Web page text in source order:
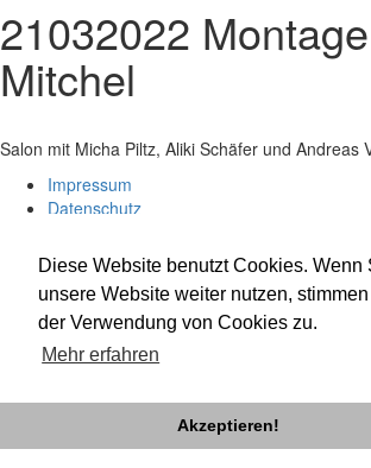
Diese Website benutzt Cookies. Wenn
unsere Website weiter nutzen,
der Verwendung von Cookies zu.
Mehr erfahren
Akzeptieren!
21032022
Mitchel
Salon mit Micha Piltz, Aliki Schäfer und Andreas
Impressum
Datenschutz
facebook
twitter
instagram